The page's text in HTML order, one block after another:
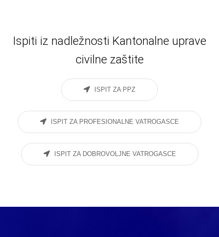
Ispiti iz nadležnosti Kantonalne uprave
civilne zaštite
ISPIT ZA PPZ
ISPIT ZA PROFESIONALNE VATROGASCE
ISPIT ZA DOBROVOLJNE VATROGASCE